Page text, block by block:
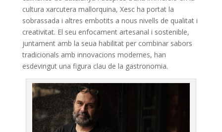
cultura xarcutera mallorquina, Xesc ha portat la
sobrassada i altres embotits a nous nivells de qualitat i
creativitat. El seu enfocament artesanal i sostenible,
juntament amb la seua habilitat per combinar sabors
tradicionals amb innovacions modernes, han
esdevingut una figura clau de la gastronomia.